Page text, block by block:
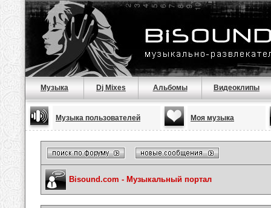
Музыка Dj Mixes Альбомы Видеоклипы
Музыка пользователей Моя музыка
Bisound.com - Музыкальный портал